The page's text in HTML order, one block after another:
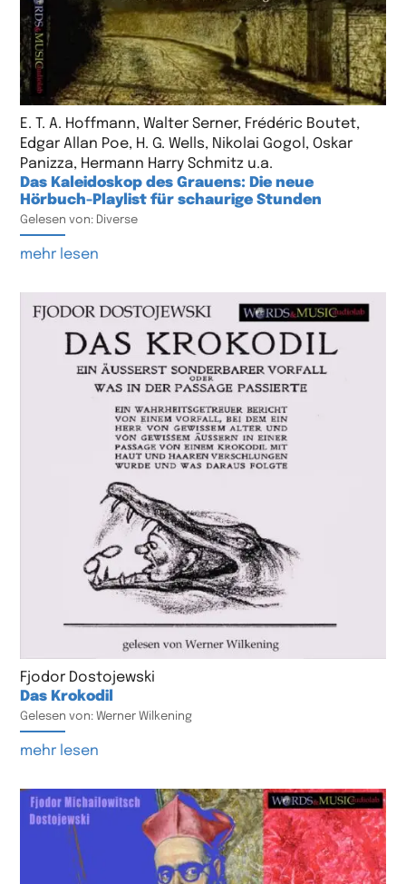
E. T. A. Hoffmann, Walter Serner, Frédéric Boutet,
Edgar Allan Poe, H. G. Wells, Nikolai Gogol, Oskar
Panizza, Hermann Harry Schmitz u.a.
Das Kaleidoskop des Grauens: Die neue
Hörbuch-Playlist für schaurige Stunden
Gelesen von: Diverse
mehr lesen
Fjodor Dostojewski
Das Krokodil
Gelesen von: Werner Wilkening
mehr lesen